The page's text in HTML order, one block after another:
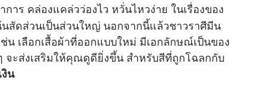
าร คล่องแคล่วว่องไว หวั่นไหวง่าย ในเรื่องของ
นสัดส่วนเป็นส่วนใหญ่ นอกจากนี้แล้วชาวราศีมีน
น เลือกเสื้อผ้าที่ออกแบบใหม่ มีเอกลักษณ์เป็นของ
จะส่งเสริมให้คุณดูดียิ่งขึ้น สำหรับสีที่ถูกโฉลกกับ
น